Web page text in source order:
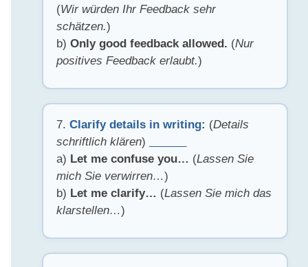
(Wir würden Ihr Feedback sehr
schätzen.)
b)Only good feedback allowed. (Nur
positives Feedback erlaubt.)
7.Clarify details in writing: (Details
schriftlich klären)
a) Let me confuse you… (Lassen Sie
mich Sie verwirren…)
b) Let me clarify… (Lassen Sie mich das
klarstellen…)